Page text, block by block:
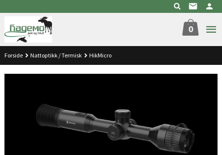
til
innholdet
0
Forside Nattoptikk / Termisk HikMicro